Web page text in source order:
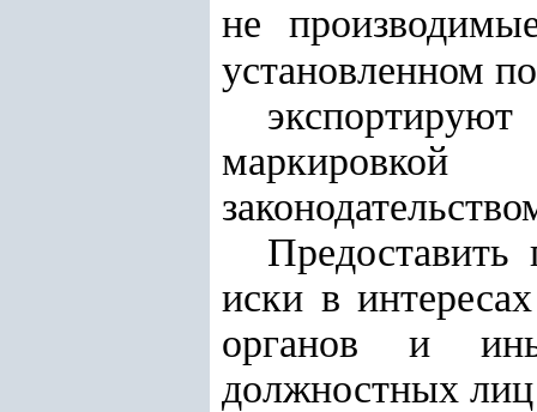
не
установленном
Предоставить
иски в
органов и
должностных